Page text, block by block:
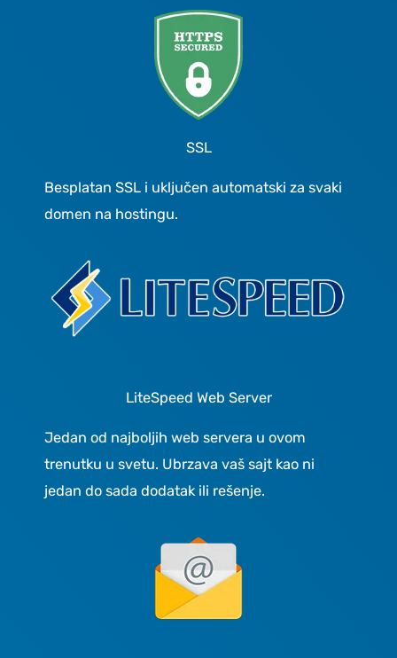
SSL
Besplatan SSL i uključen automatski za svaki
domen na hostingu.
LiteSpeed Web Server
Jedan od najboljih web servera u ovom
trenutku u svetu. Ubrzava vaš sajt kao ni
jedan do sada dodatak ili rešenje.